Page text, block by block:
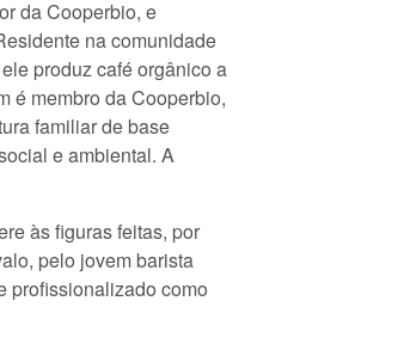
da Cooperbio, e
na comunidade
produz café orgânico a
é membro da Cooperbio,
familiar de base
e ambiental. A
às figuras feitas, por
pelo jovem barista
profissionalizado como